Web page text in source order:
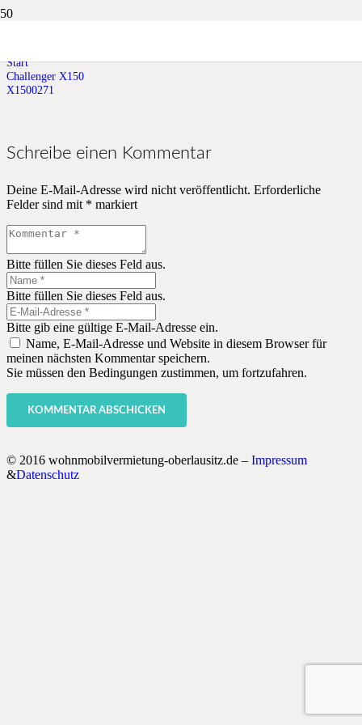
Start
Challenger X150
X1500271
Schreibe einen Kommentar
Deine E-Mail-Adresse wird nicht veröffentlicht. Erforderliche
Felder sind mit * markiert
Bitte füllen Sie dieses Feld aus.
Bitte füllen Sie dieses Feld aus.
Bitte gib eine gültige E-Mail-Adresse ein.
Name, E-Mail-Adresse und Website in diesem Browser für
meinen nächsten Kommentar speichern.
Sie müssen den Bedingungen zustimmen, um fortzufahren.
KOMMENTAR ABSCHICKEN
© 2016 wohnmobilvermietung-oberlausitz.de – Impressum
&Datenschutz